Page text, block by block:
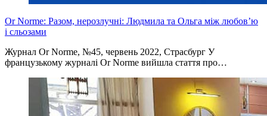
Or Norme: Разом, нерозлучні: Людмила та Ольга між любов’ю
і сльозами
Журнал Or Norme, №45, червень 2022, Страсбург У
французькому журналі Or Norme вийшла стаття про…